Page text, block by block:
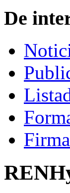
De